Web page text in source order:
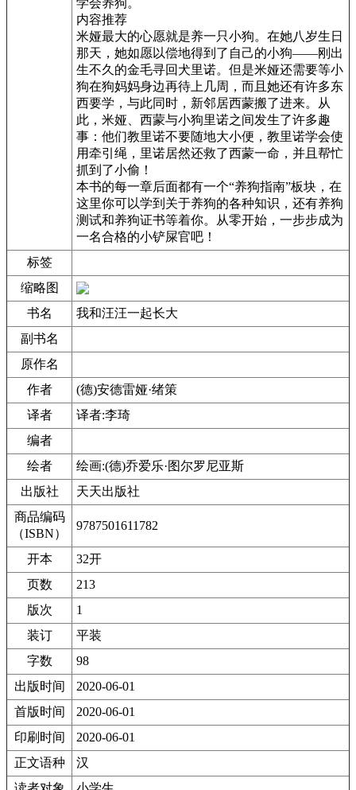
学会养狗。
内容推荐
米娅最大的心愿就是养一只小狗。在她八岁生日
那天，她如愿以偿地得到了自己的小狗——刚出
生不久的金毛寻回犬里诺。但是米娅还需要等小
狗在狗妈妈身边再待上几周，而且她还有许多东
西要学，与此同时，新邻居西蒙搬了进来。从
此，米娅、西蒙与小狗里诺之间发生了许多趣
事：他们教里诺不要随地大小便，教里诺学会使
用牵引绳，里诺居然还救了西蒙一命，并且帮忙
抓到了小偷！
本书的每一章后面都有一个“养狗指南”板块，在
这里你可以学到关于养狗的各种知识，还有养狗
测试和养狗证书等着你。从零开始，一步步成为
一名合格的小铲屎官吧！
标签
缩略图
书名
我和汪汪一起长大
副书名
原作名
作者
(德)安德雷娅·绪策
译者
译者:李琦
编者
绘者
绘画:(德)乔爱乐·图尔罗尼亚斯
出版社
天天出版社
商品编码
（ISBN）
9787501611782
开本
32开
页数
213
版次
1
装订
平装
字数
98
出版时间
2020-06-01
首版时间
2020-06-01
印刷时间
2020-06-01
正文语种
汉